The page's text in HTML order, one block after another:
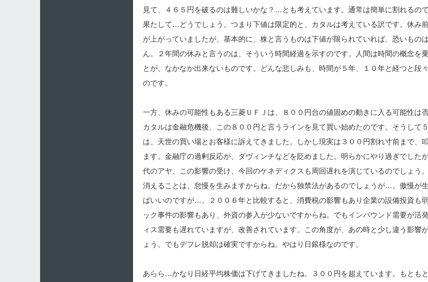
見て、４６５円を破るのは難しいかな？…とも考えています。通常は簡単に割れるので
果たして…どうでしょう。つまり下値は限定的と、カタルは考えている訳です。休み
が上がっていましたが、基本的に、株と言うものは下値が限られていれば、恐いもの
ん。２年間の休みと言うのは、そういう時間経過を示すのです。人間は時間の概念を
とが、なかなか出来ないものです。どんな悲しみも、時間が５年、１０年と経つと段
のです。
一方、休みの可能性もある三菱ＵＦＪは、８００円台の値固めの動きに入る可能性は否
カタルは金融危機後、この８００円と言うラインを見て買い始めたのです。そうして
は、天世の買い場とお客様に訴えてきました。しかし現実は３００円割れ寸前まで、
ます。金融庁の過剰反応が、ダヴィンチなどを貶めました。明らかにやり過ぎでした
代のアヤ、この影響の受け、今回のケネディクスも周回遅れを演じているのでしょう
消えることは、怠慢を生みますからね。だから独禁法があるのでしょうが…。傲慢が
ばいいのですが…。２００６年と比較すると、消費税の影響もあり企業の設備投資も
ック事件の影響もあり、外資の参入が少ないですからね。でもインバウンド需要が活
ィス需要も遅れていますが、改善されています。この角度が、あの時と少し違う影響
ょう。でもデフレ脱却は確実ですからね。やはり日銀様なのです。
あらら…かなり日経平均株価は下げてきましたね。３００円を超えています。もとも